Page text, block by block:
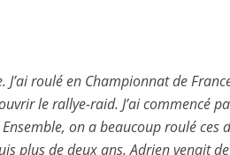
J’ai roulé en Championnat de
le rallye-raid. J’ai
on a beaucoup roulé
plus de deux ans. Adrien venait